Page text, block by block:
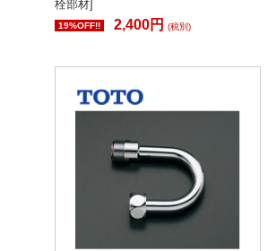
栓部材]
19%OFF!! 2,400円 (税別)